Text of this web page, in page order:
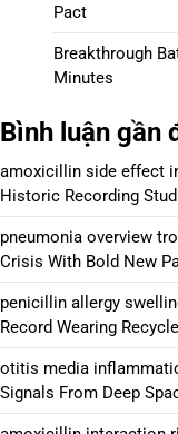
Pact
Breakthrough
Minutes
Bình luận gần
amoxicillin side effect
Historic Recording
pneumonia overview
Crisis With Bold New
penicillin allergy
Record Wearing
otitis media
Signals From Deep